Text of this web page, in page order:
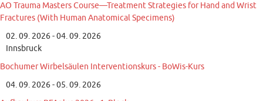
AO Trauma Masters Course—Treatment Strategies for Hand and Wrist
Fractures (With Human Anatomical Specimens)
02. 09. 2026 - 04. 09. 2026
Innsbruck
Bochumer Wirbelsäulen Interventionskurs - BoWis-Kurs
04. 09. 2026 - 05. 09. 2026